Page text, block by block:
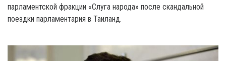
парламентской фракции «Слуга народа» после скандальной
поездки парламентария в Таиланд.